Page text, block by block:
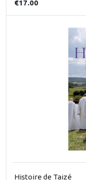
€17.00
Histoire de Taizé